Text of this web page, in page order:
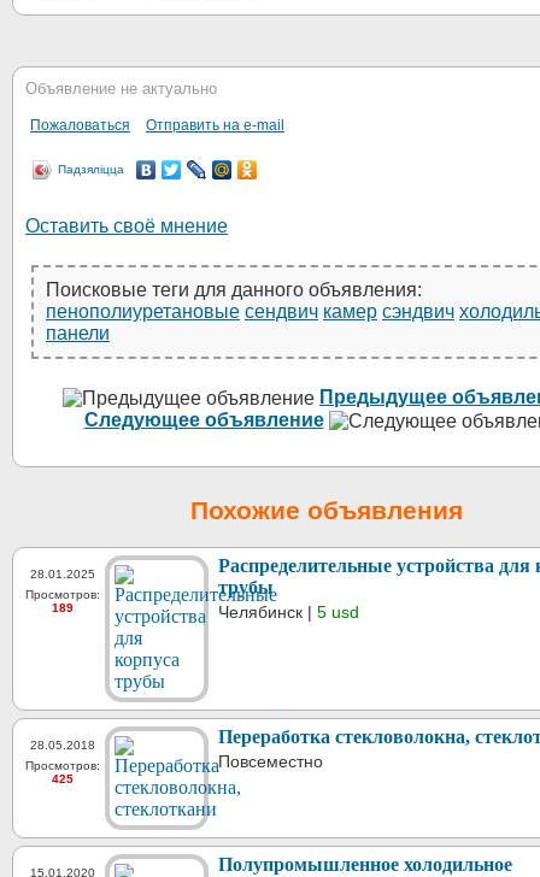
Объявление не актуально
Пожаловаться Отправить на e-mail
Падзяліцца
Оставить своё мнение
Поисковые теги для данного объявления:
пенополиуретановые сендвич камер сэндвич
панели
Предыдущее
Следующее объявление
Похожие объявления
28.01.2025
Просмотров:
189
Распределительные устройства для
трубы
Челябинск | 5 usd
28.05.2018
Просмотров:
425
Переработка стекловолокна,
Повсеместно
15.01.2020
Полупромышленное холодильное